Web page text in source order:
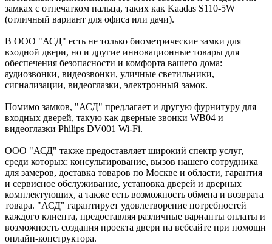
замках с отпечатком пальца, таких как Kaadas S110-5W
(отличный вариант для офиса или дачи).
В ООО "АСД" есть не только биометрические замки для
входной двери, но и другие инновационные товары для
обеспечения безопасности и комфорта вашего дома:
аудиозвонки, видеозвонки, уличные светильники,
сигнализации, видеоглазки, электронный замок.
Помимо замков, "АСД" предлагает и другую фурнитуру для
входных дверей, такую как дверные звонки WB04 и
видеоглазки Philips DV001 Wi-Fi.
ООО "АСД" также предоставляет широкий спектр услуг,
среди которых: консультирование, вызов нашего сотрудника
для замеров, доставка товаров по Москве и области, гарантия
и сервисное обслуживание, установка дверей и дверных
комплектующих, а также есть возможность обмена и возврата
товара. "АСД" гарантирует удовлетворение потребностей
каждого клиента, предоставляя различные варианты оплаты и
возможность создания проекта двери на вебсайте при помощи
онлайн-конструктора.